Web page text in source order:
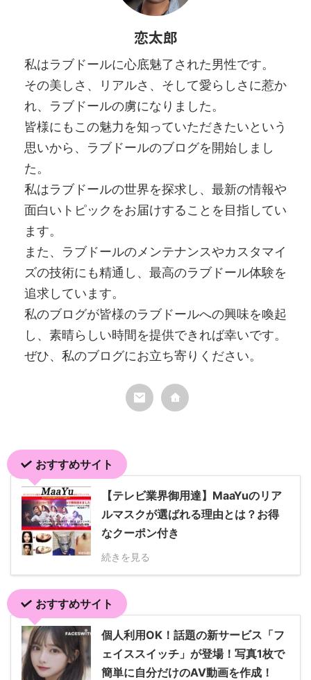
恋太郎
私はラブドールに心底魅了された男性です。
その美しさ、リアルさ、そして愛らしさに惹か
れ、ラブドールの虜になりました。
皆様にもこの魅力を知っていただきたいという
思いから、ラブドールのブログを開始しまし
た。
私はラブドールの世界を探求し、最新の情報や
面白いトピックをお届けすることを目指してい
ます。
また、ラブドールのメンテナンスやカスタマイ
ズの技術にも精通し、最高のラブドール体験を
追求しています。
私のブログが皆様のラブドールへの興味を喚起
し、素晴らしい時間を提供できれば幸いです。
ぜひ、私のブログにお立ち寄りください。
おすすめサイト
【テレビ業界御用達】MaaYuのリア
ルマスクが選ばれる理由とは？お得
なクーポン付き
続きを見る
おすすめサイト
個人利用OK！話題の新サービス「フ
ェイススイッチ」が登場！写真1枚で
簡単に自分だけのAV動画を作成！